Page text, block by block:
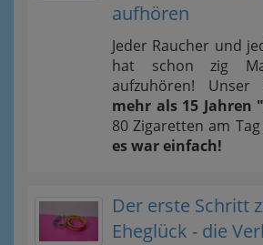
aufhören
Jeder Raucher und
hat schon zig
aufzuhören!
mehr als 15 Jahren
80 Zigaretten am
es war einfach!
Der erste Schritt
Eheglück - die